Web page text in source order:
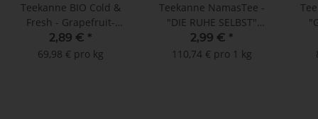
Teekanne BIO Cold &
Fresh - Grapefruit-
Minze-Ingwer - MHD:
28.02.2025 !! (15
2,89 € *
69,98 € pro kg
Teekanne NamasTee -
"DIE RUHE SELBST"
Ayurvedische Mischung
- 15 Teebeutel à 1,8 g
2,99 € *
110,74 € pro 1 kg